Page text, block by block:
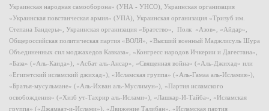
Украинская народная самооборона» (УНА - УНСО), Украинская организация
«Украинская повстанческая армия» (УПА), Украинская организация «Тризуб им.
Степана Бандеры», Украинская организация «Братство», Полк «Азов», «Айдар»,
Общероссийская политическая партия «ВОЛЯ», «Высший военный Маджлисуль Шура
Объединенных сил моджахедов Кавказа», «Конгресс народов Ичкерии и Дагестана»,
«База» («Аль-Каида»), «Асбат аль-Ансар», «Священная война» («Аль-Джихад» или
«Египетский исламский джихад»), «Исламская группа» («Аль-Гамаа аль-Исламия»),
«Братья-мусульмане» («Аль-Ихван аль-Муслимун»), «Партия исламского
освобождения» («Хизб ут-Тахрир аль-Ислами»), «Лашкар-И-Тайба», «Исламская
группа» («Джамаат-и-Ислами»), «Движение Талибан», «Исламская партия